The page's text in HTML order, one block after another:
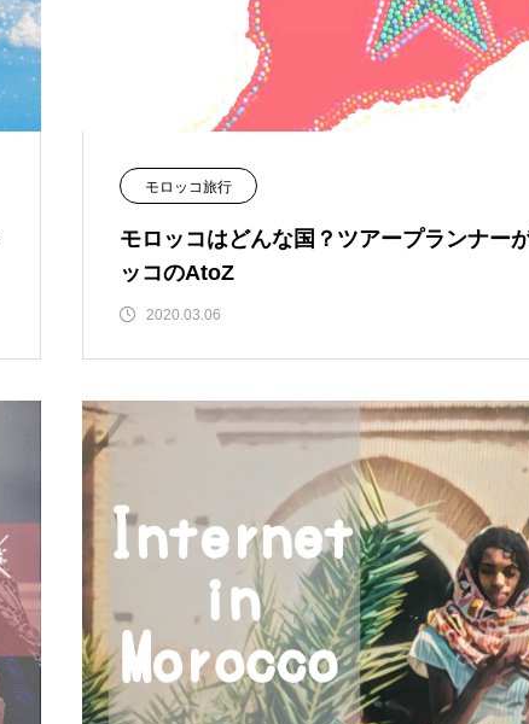
モロッコ旅行
モロッコはどんな国？ツアープランナー
ッコのAtoZ
2020.03.06